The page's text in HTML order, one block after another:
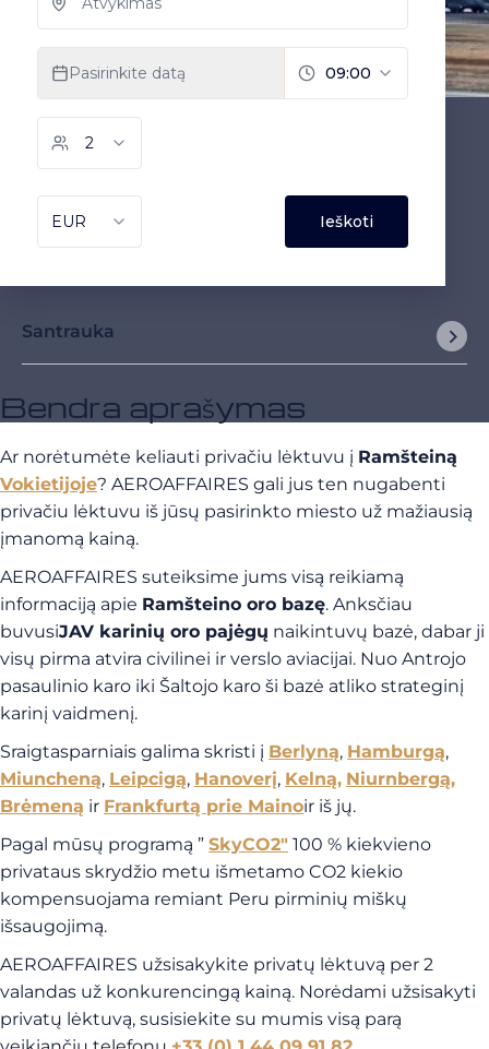
Santrauka
Bendra aprašymas
Ar norėtumėte keliauti privačiu lėktuvu į Ramšteiną
Vokietijoje? AEROAFFAIRES gali jus ten nugabenti
privačiu lėktuvu iš jūsų pasirinkto miesto už mažiausią
įmanomą kainą.
AEROAFFAIRES suteiksime jums visą reikiamą
informaciją apie Ramšteino oro bazę. Anksčiau
buvusiJAV karinių oro pajėgų naikintuvų bazė, dabar ji
visų pirma atvira civilinei ir verslo aviacijai. Nuo Antrojo
pasaulinio karo iki Šaltojo karo ši bazė atliko strateginį
karinį vaidmenį.
Sraigtasparniais galima skristi į Berlyną, Hamburgą,
Miuncheną, Leipcigą, Hanoverį, Kelną, Niurnbergą,
Brėmeną ir Frankfurtą prie Mainoir iš jų.
Pagal mūsų programą ” SkyCO2″ 100 % kiekvieno
privataus skrydžio metu išmetamo CO2 kiekio
kompensuojama remiant Peru pirminių miškų
išsaugojimą.
AEROAFFAIRES užsisakykite privatų lėktuvą per 2
valandas už konkurencingą kainą. Norėdami užsisakyti
privatų lėktuvą, susisiekite su mumis visą parą